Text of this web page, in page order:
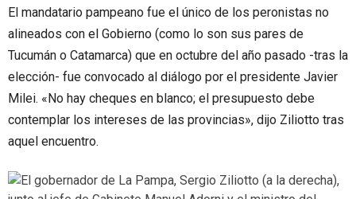
El mandatario pampeano fue el único de los peronistas no
alineados con el Gobierno (como lo son sus pares de
Tucumán o Catamarca) que en octubre del año pasado -tras la
elección- fue convocado al diálogo por el presidente Javier
Milei. «No hay cheques en blanco; el presupuesto debe
contemplar los intereses de las provincias», dijo Ziliotto tras
aquel encuentro.